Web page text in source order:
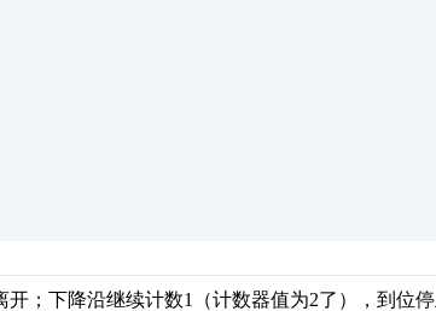
；下降沿继续计数1（计数器值为2了），到位